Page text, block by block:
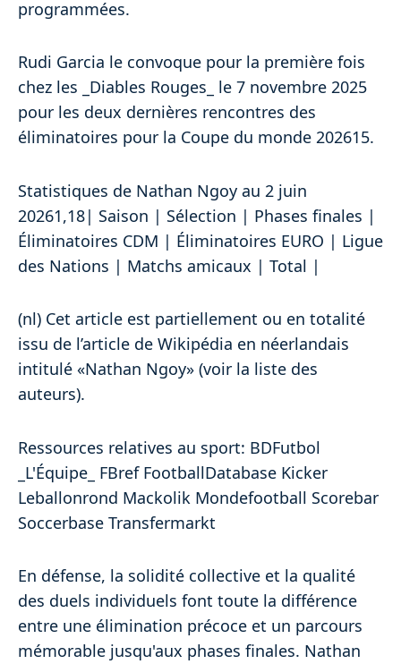
programmées.
Rudi Garcia le convoque pour la première fois
chez les _Diables Rouges_ le 7 novembre 2025
pour les deux dernières rencontres des
éliminatoires pour la Coupe du monde 202615.
Statistiques de Nathan Ngoy au 2 juin
20261,18| Saison | Sélection | Phases finales |
Éliminatoires CDM | Éliminatoires EURO | Ligue
des Nations | Matchs amicaux | Total |
(nl) Cet article est partiellement ou en totalité
issu de l’article de Wikipédia en néerlandais
intitulé «Nathan Ngoy» (voir la liste des
auteurs).
Ressources relatives au sport: BDFutbol
_L'Équipe_ FBref FootballDatabase Kicker
Leballonrond Mackolik Mondefootball Scorebar
Soccerbase Transfermarkt
En défense, la solidité collective et la qualité
des duels individuels font toute la différence
entre une élimination précoce et un parcours
mémorable jusqu'aux phases finales. Nathan